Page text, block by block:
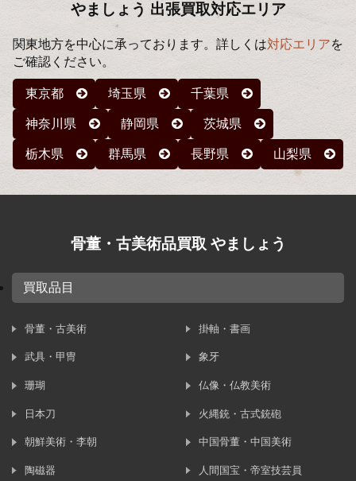
やましょう 出張買取対応エリア
関東地方を中心に承っております。詳しくは対応エリアを
ご確認ください。
東京都 埼玉県 千葉県
神奈川県 静岡県 茨城県
栃木県 群馬県 長野県 山梨県
骨董・古美術品買取 やましょう
買取品目
骨董・古美術 掛軸・書画
武具・甲冑 象牙
珊瑚 仏像・仏教美術
日本刀 火縄銃・古式銃砲
朝鮮美術・李朝 中国骨董・中国美術
陶磁器 人間国宝・帝室技芸員